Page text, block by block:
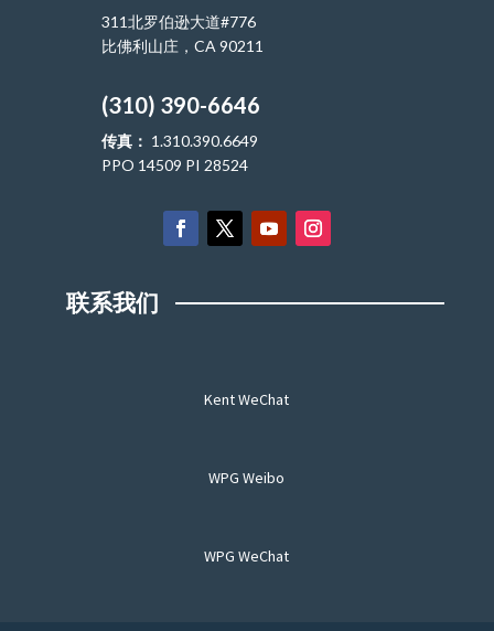
311北罗伯逊大道#776
比佛利山庄，CA 90211
(310) 390-6646
传真： 1.310.390.6649
PPO 14509 PI 28524
联系我们
Kent WeChat
WPG Weibo
WPG WeChat